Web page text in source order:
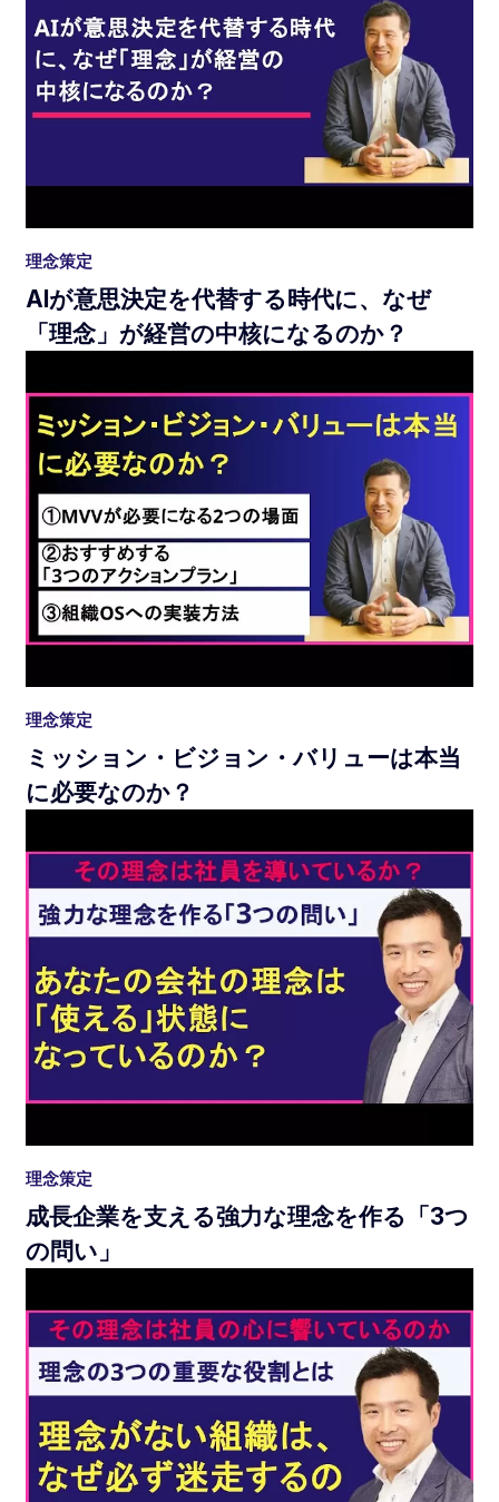
理念策定
AIが意思決定を代替する時代に、なぜ
「理念」が経営の中核になるのか？
理念策定
ミッション・ビジョン・バリューは本当
に必要なのか？
理念策定
成長企業を支える強力な理念を作る「3つ
の問い」